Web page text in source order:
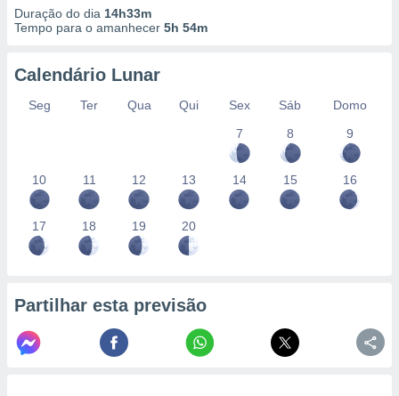
estudos
de
Duração do dia 14h33m
Tempo para o amanhecer 5h 54m
Calendário Lunar
Seg Ter Qua Qui Sex Sáb
Domo
7
8 9
10 11 12 13 14 15 16
17 18 19 20
Partilhar esta previsão